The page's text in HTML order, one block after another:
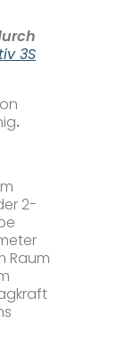
3S
.
2-
Raum